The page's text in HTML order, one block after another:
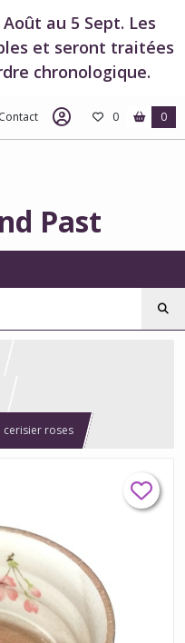
au 5 Sept. Les
et seront traitées
chronologique.
Contact 0 0
Past
cerisier roses